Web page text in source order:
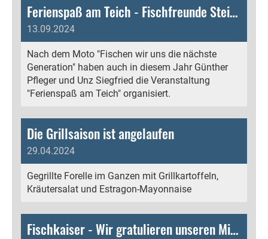
Ferienspaß am Teich - Fischfreunde Steiermark
13.09.2024
Nach dem Moto "Fischen wir uns die nächste
Generation" haben auch in diesem Jahr Günther
Pfleger und Unz Siegfried die Veranstaltung
"Ferienspaß am Teich" organisiert.
Die Grillsaison ist angelaufen
29.04.2024
Gegrillte Forelle im Ganzen mit Grillkartoffeln,
Kräutersalat und Estragon-Mayonnaise
Fischkaiser - Wir gratulieren unseren Mitgliedern